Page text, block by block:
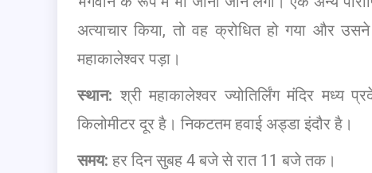
अत्याचार किया, तो वह क्रोधित हो गया और
महाकालेश्वर पड़ा।
स्थान: श्री महाकालेश्वर ज्योतिर्लिंग मंदिर
किलोमीटर दूर है। निकटतम हवाई अड्डा इंदौर है।
समय: हर दिन सुबह 4 बजे से रात 11 बजे तक।